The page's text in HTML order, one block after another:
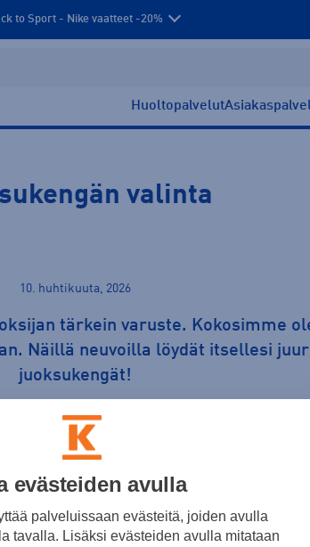
to Sport - Nike vaatteet -20%
Huoltopalvelut
valinta
10. huhtikuuta, 2026
tärkein varuste. Kokosimme
Näillä neuvoilla löydät itsellesi
juoksukengät!
evästeiden avulla
palveluissaan evästeitä, joiden avulla
tavalla. Lisäksi evästeiden avulla mitataan